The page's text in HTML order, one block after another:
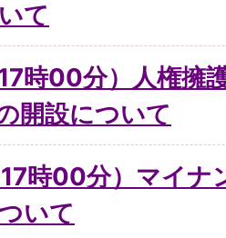
て
17時00分）人権擁
開設について
17時00分）マイ
いて